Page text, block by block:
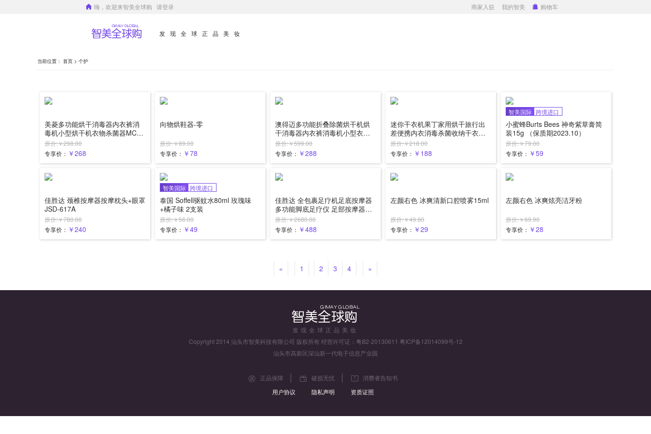
嗨，欢迎来智美全球购 请登录 商家入驻 我的智美 购物车
发现全球正品美妆
当前位置： 首页 > 个护
美菱多功能烘干消毒器内衣裤消
毒机小型烘干机衣物杀菌器MCM-
SL60C01
原价:￥298.00
专享价： ￥268
向物烘鞋器-零
原价:￥89.00
专享价： ￥78
澳得迈多功能折叠除菌烘干机烘
干消毒器内衣裤消毒机小型衣物
杀菌器ST-867
原价:￥599.00
专享价： ￥288
迷你干衣机果丁家用烘干旅行出
差便携内衣消毒杀菌收纳干衣盒
粉色
原价:￥218.00
专享价： ￥188
智美国际 跨境进口
小蜜蜂Burts Bees 神奇紫草膏简
装15g （保质期2023.10）
原价:￥79.00
专享价： ￥59
佳胜达 颈椎按摩器按摩枕头+眼罩
JSD-617A
原价:￥780.00
专享价： ￥240
智美国际 跨境进口
泰国 Soffell驱蚊水80ml 玫瑰味
+橘子味 2支装
原价:￥56.00
专享价： ￥49
佳胜达 全包裹足疗机足底按摩器
多功能脚底足疗仪 足部按摩器脚
底按摩仪 包邮 JSD-Z9
原价:￥2680.00
专享价： ￥488
左颜右色 冰爽清新口腔喷雾15ml
原价:￥49.90
专享价： ￥29
左颜右色 冰爽炫亮洁牙粉
原价:￥69.90
专享价： ￥28
« 1 2 3 4 »
发现全球正品美妆
Copyright 2014 汕头市智美科技有限公司 版权所有 经营许可证：粤B2-20130611 粤ICP备12014099号-12
汕头市高新区深汕新一代电子信息产业园
正品保障 破损无忧
消费者告知书
用户协议
隐私声明 资质证照